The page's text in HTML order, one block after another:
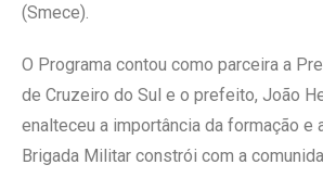
(Smece).
O Programa contou como parceira a
de Cruzeiro do Sul e o prefeito, João
enalteceu a importância da formação e
Brigada Militar constrói com a